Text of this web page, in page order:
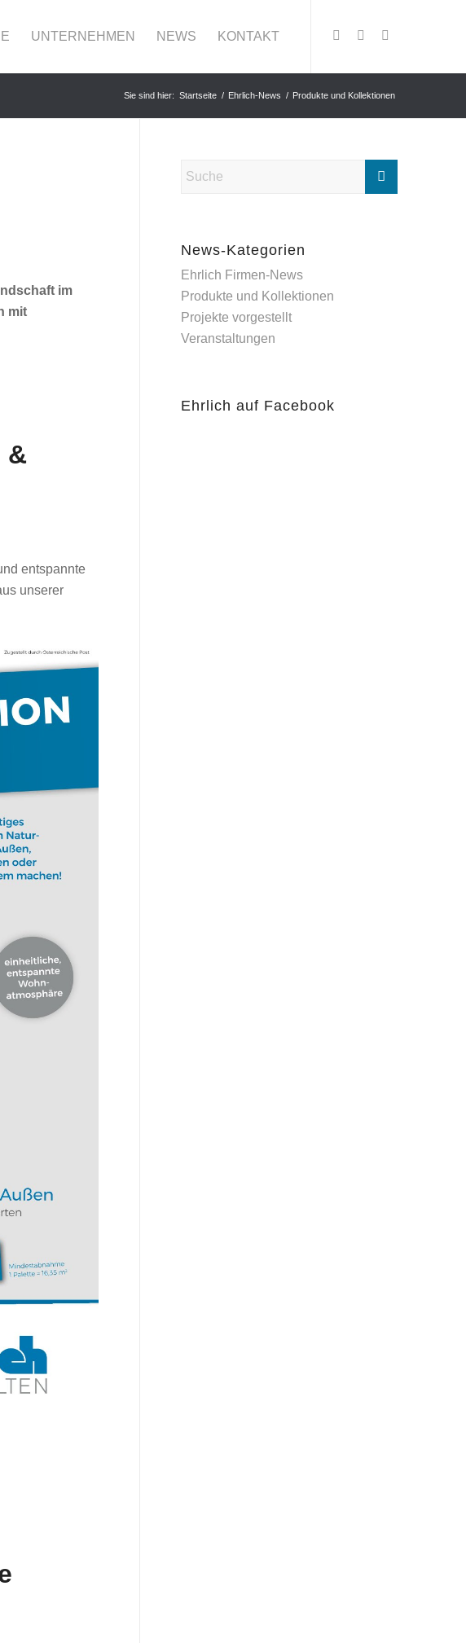
UNTERNEHMEN NEWS KONTAKT
Sie sind hier: Startseite / Ehrlich-News / Produkte und Kollektionen
im
mit
&
entspannte
unserer
News-Kategorien
Ehrlich Firmen-News
Produkte und Kollektionen
Projekte vorgestellt
Veranstaltungen
Ehrlich auf Facebook